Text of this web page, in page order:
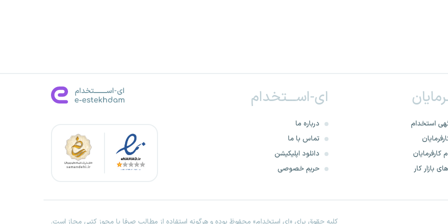
استخدام
کارفرمایان
بازار کار
ای-اســـتخدام
درباره ما
تماس با ما
دانلود اپلیکیشن
حریم خصوصی
کلیه حقوق برای «ای استخدام» محفوظ بوده و هرگونه استفاده از مطالب صرفا با مجوز کتبی مجاز است.